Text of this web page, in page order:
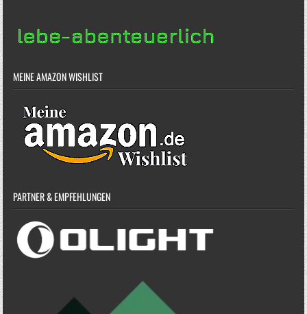
MEINE AMAZON WISHLIST
PARTNER & EMPFEHLUNGEN